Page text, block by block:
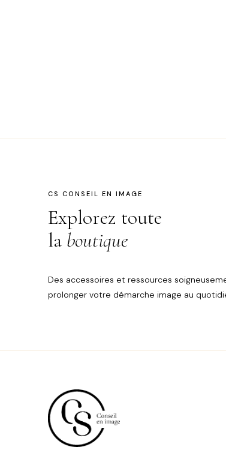
CS CONSEIL EN IMAGE
Explorez toute
la boutique
Des accessoires et ressources
prolonger votre démarche image au